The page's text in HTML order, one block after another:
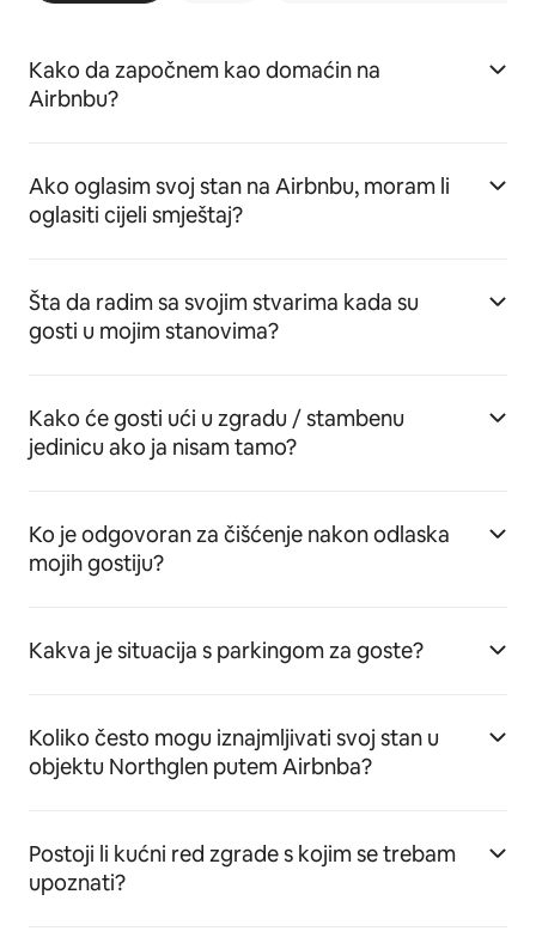
Kako da započnem kao domaćin na
Airbnbu?
Ako oglasim svoj stan na Airbnbu, moram li
oglasiti cijeli smještaj?
Šta da radim sa svojim stvarima kada su
gosti u mojim stanovima?
Kako će gosti ući u zgradu / stambenu
jedinicu ako ja nisam tamo?
Ko je odgovoran za čišćenje nakon odlaska
mojih gostiju?
Kakva je situacija s parkingom za goste?
Koliko često mogu iznajmljivati svoj stan u
objektu Northglen putem Airbnba?
Postoji li kućni red zgrade s kojim se trebam
upoznati?